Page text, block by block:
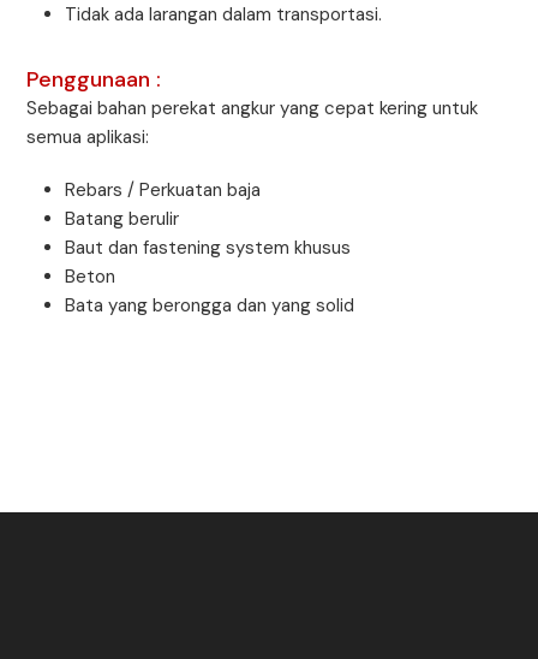
Tidak ada larangan dalam transportasi.
Penggunaan :
Sebagai bahan perekat angkur yang cepat kering untuk
semua aplikasi:
Rebars / Perkuatan baja
Batang berulir
Baut dan fastening system khusus
Beton
Bata yang berongga dan yang solid